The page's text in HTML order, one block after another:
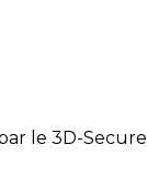
le 3D-